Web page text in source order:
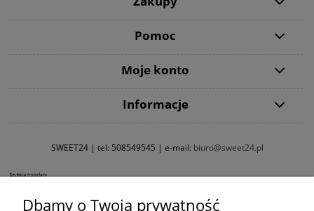
Pomoc
Moje konto
Informacje
SWEET24 | tel: 508549545 | e-mail: biuro@sweet24.pl
Dbamy o Twoją prywatność